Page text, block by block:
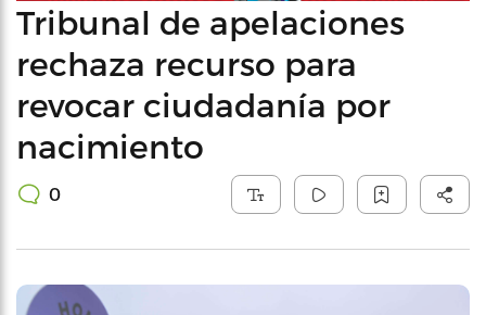
Tribunal de apelaciones
rechaza recurso para
revocar ciudadanía por
nacimiento
0